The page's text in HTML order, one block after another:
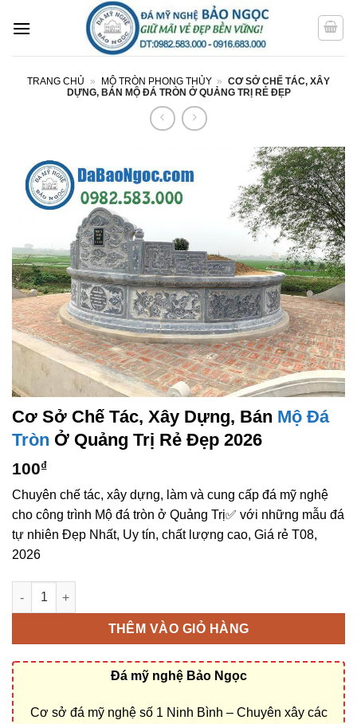
qua
TRANG CHỦ » MỘ TRÒN PHONG THỦY » CƠ SỞ CHẾ TÁC, XÂY
DỰNG, BÁN MỘ ĐÁ TRÒN Ở QUẢNG TRỊ RẺ ĐẸP
Cơ Sở Chế Tác, Xây Dựng, Bán Mộ Đá
Tròn Ở Quảng Trị Rẻ Đẹp 2026
100₫
Chuyên chế tác, xây dựng, làm và cung cấp đá mỹ nghệ
cho công trình Mộ đá tròn ở Quảng Trị✅ với những mẫu đá
tự nhiên Đẹp Nhất, Uy tín, chất lượng cao, Giá rẻ T08,
2026
Cơ sở chế tác, xây dựng, bán Mộ đá tròn ở Quảng Trị rẻ đẹp
THÊM VÀO GIỎ HÀNG
Đá mỹ nghệ Bảo Ngọc
Cơ sở đá mỹ nghệ số 1 Ninh Bình – Chuyên xây các